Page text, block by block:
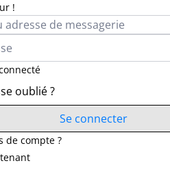
!
oublié ?
Se connecter
de compte ?